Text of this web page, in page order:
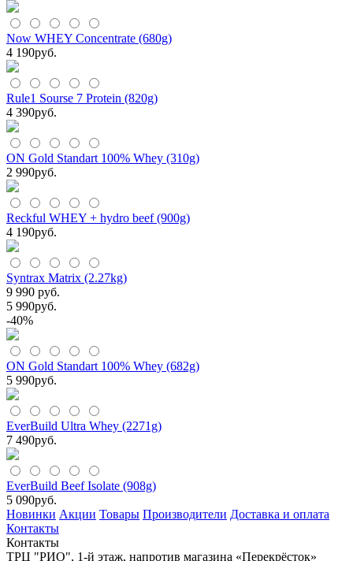
Now WHEY Concentrate (680g)
4 190руб.
Rule1 Sourse 7 Protein (820g)
4 390руб.
ON Gold Standart 100% Whey (310g)
2 990руб.
Reckful WHEY + hydro beef (900g)
4 190руб.
Syntrax Matrix (2.27kg)
9 990 руб.
5 990руб.
-40%
ON Gold Standart 100% Whey (682g)
5 990руб.
EverBuild Ultra Whey (2271g)
7 490руб.
EverBuild Beef Isolate (908g)
5 090руб.
Новинки Акции Товары Производители Доставка и оплата
Контакты
Контакты
ТРЦ "РИО", 1-й этаж, напротив магазина «Перекрёсток»